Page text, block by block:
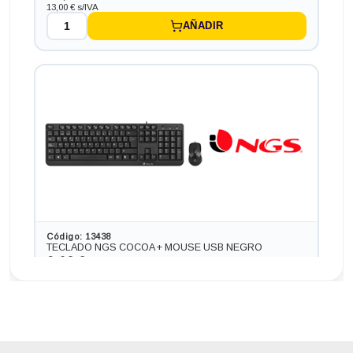
Ordenador HP PC HP SLIM ¡7 GEN 7 en formato SFF,
procesador INTEL CORE I7 - 7700 4.2 GHZ (7ª
Generación), memoria DDR4, Salidas gráficas: HDMI+DP
234,74 €
13,00 € s/IVA
AÑADIR
Código: 13438
TECLADO NGS COCOA + MOUSE USB NEGRO